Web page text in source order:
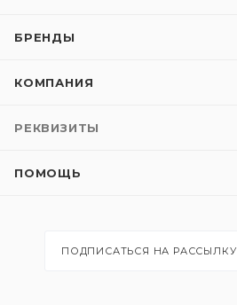
БРЕНДЫ
КОМПАНИЯ
РЕКВИЗИТЫ
ПОМОЩЬ
ПОДПИСАТЬСЯ НА РАССЫЛКУ